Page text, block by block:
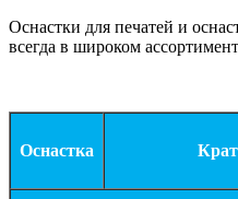
Оснастки для печатей и
всегда в широком
Оснастка